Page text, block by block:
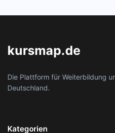
kursmap.de
Die Plattform für Weiterbildung
Deutschland.
Kategorien